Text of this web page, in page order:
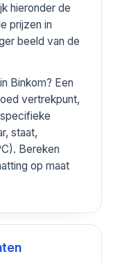
hieronder de
prijzen in
beeld van de
Binkom? Een
vertrekpunt,
staat,
Bereken
op maat